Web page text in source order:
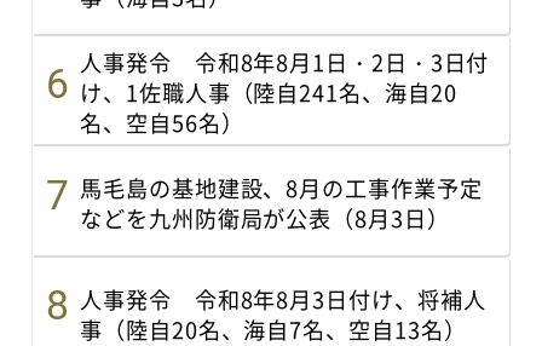
人事発令 令和8年8月1日・2日・3日付
け、1佐職人事（陸自241名、海自20
名、空自56名）
馬毛島の基地建設、8月の工事作業予定
などを九州防衛局が公表（8月3日）
人事発令 令和8年8月3日付け、将補人
事（陸自20名、海自7名、空自13名）